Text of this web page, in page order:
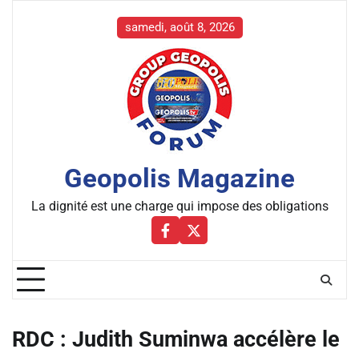
samedi, août 8, 2026
Geopolis Magazine
La dignité est une charge qui impose des obligations
Facebbok
X
RDC : Judith Suminwa accélère le